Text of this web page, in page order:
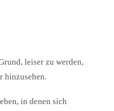
leiser zu werden,
hinzusehen.
in denen sich